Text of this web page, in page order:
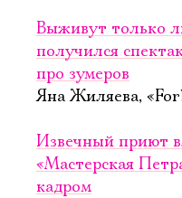
Выживут только
получился
про зумеров
Яна Жиляева,
Извечный приют
«Мастерская
кадром